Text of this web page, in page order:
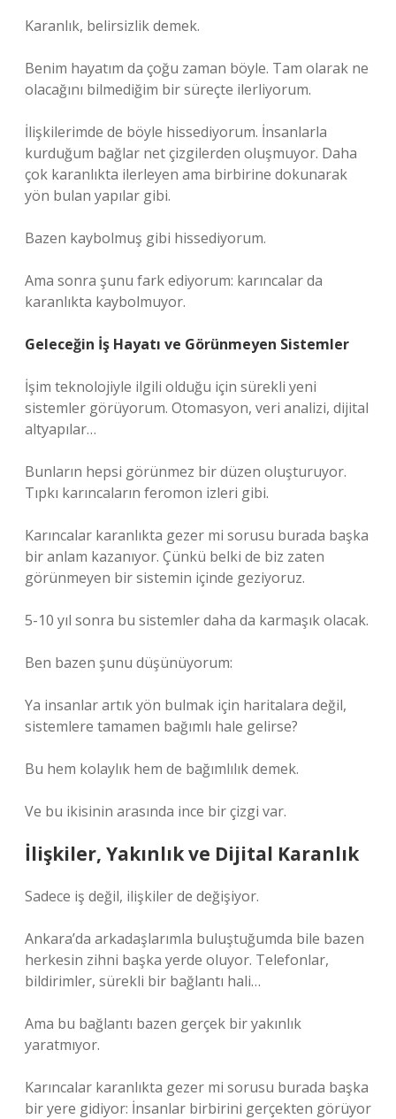
Karanlık, belirsizlik demek.
Benim hayatım da çoğu zaman böyle. Tam olarak ne
olacağını bilmediğim bir süreçte ilerliyorum.
İlişkilerimde de böyle hissediyorum. İnsanlarla
kurduğum bağlar net çizgilerden oluşmuyor. Daha
çok karanlıkta ilerleyen ama birbirine dokunarak
yön bulan yapılar gibi.
Bazen kaybolmuş gibi hissediyorum.
Ama sonra şunu fark ediyorum: karıncalar da
karanlıkta kaybolmuyor.
Geleceğin İş Hayatı ve Görünmeyen Sistemler
İşim teknolojiyle ilgili olduğu için sürekli yeni
sistemler görüyorum. Otomasyon, veri analizi, dijital
altyapılar…
Bunların hepsi görünmez bir düzen oluşturuyor.
Tıpkı karıncaların feromon izleri gibi.
Karıncalar karanlıkta gezer mi sorusu burada başka
bir anlam kazanıyor. Çünkü belki de biz zaten
görünmeyen bir sistemin içinde geziyoruz.
5-10 yıl sonra bu sistemler daha da karmaşık olacak.
Ben bazen şunu düşünüyorum:
Ya insanlar artık yön bulmak için haritalara değil,
sistemlere tamamen bağımlı hale gelirse?
Bu hem kolaylık hem de bağımlılık demek.
Ve bu ikisinin arasında ince bir çizgi var.
İlişkiler, Yakınlık ve Dijital Karanlık
Sadece iş değil, ilişkiler de değişiyor.
Ankara’da arkadaşlarımla buluştuğumda bile bazen
herkesin zihni başka yerde oluyor. Telefonlar,
bildirimler, sürekli bir bağlantı hali…
Ama bu bağlantı bazen gerçek bir yakınlık
yaratmıyor.
Karıncalar karanlıkta gezer mi sorusu burada başka
bir yere gidiyor: İnsanlar birbirini gerçekten görüyor